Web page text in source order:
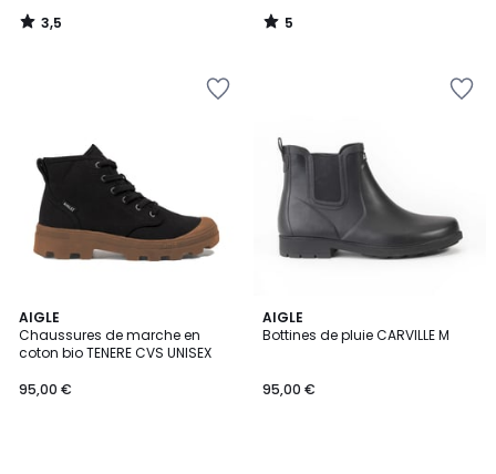
3,5
/
5
/
AIGLE
Chaussures de marche en
coton bio TENERE CVS UNISEX
95,00 €
AIGLE
Bottines de pluie CARVILLE M
95,00 €